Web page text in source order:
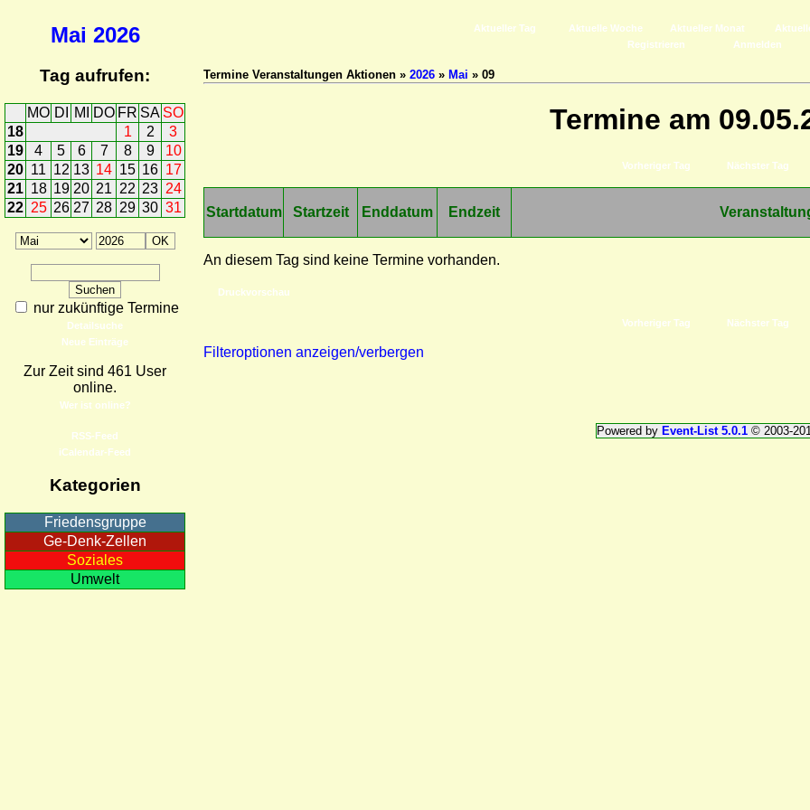
Mai 2026
Tag aufrufen:
MO DI MI DO FR SA SO
18
1 2
3
19
4 5 6 7 8 9
10
20 11 12 13 14 15 16 17
21 18 19 20 21 22 23 24
22 25 26 27 28 29 30 31
nur zukünftige Termine
Detailsuche
Neue Einträge
Zur Zeit sind 461 User
online.
Wer ist online?
RSS-Feed
iCalendar-Feed
Kategorien
Friedensgruppe
Ge-Denk-Zellen
Soziales
Umwelt
Aktueller Tag Aktuelle Woche Aktueller Monat
Registrieren
Anmelden
Termine Veranstaltungen Aktionen » 2026 » Mai » 09
Termine am
Vorheriger Tag Nächster Tag
Startdatum Startzeit Enddatum Endzeit
An diesem Tag sind keine Termine vorhanden.
Druckvorschau
Vorheriger Tag Nächster Tag
Filteroptionen anzeigen/verbergen
Powered by Event-List 5.0.1© 2003-